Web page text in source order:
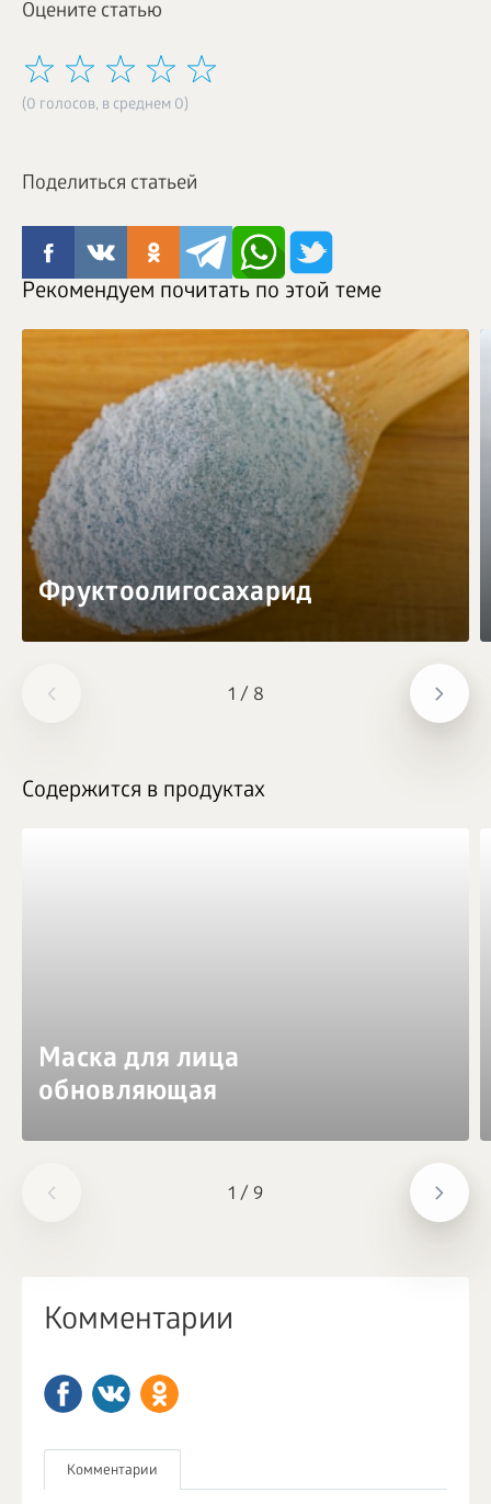
Оцените статью
(0 голосов, в среднем 0)
Поделиться статьей
1 / 8
Рекомендуем почитать по этой теме
Фруктоолигосахарид
1 / 9
Содержится в продуктах
Маска для лица
обновляющая
Комментарии
Комментарии